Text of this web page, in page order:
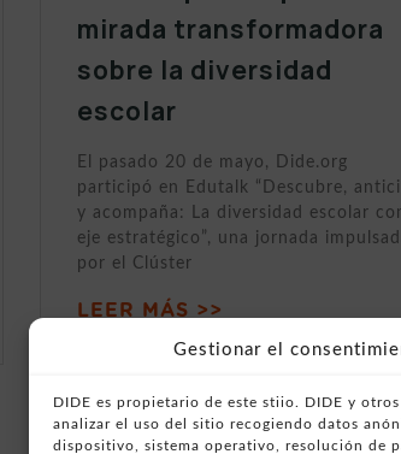
Gestionar el
DIDE es propietario de este stiio. DIDE y
analizar el uso del sitio recogiendo datos
dispositivo, sistema operativo, resolución de
mirada transformadora
sobre la diversidad
escolar
El pasado 20 de mayo, Dide.org
participó en Edutalk “Descubre,
y acompaña: La diversidad escolar
eje estratégico”, una jornada
por el Clúster
LEER MÁS >>